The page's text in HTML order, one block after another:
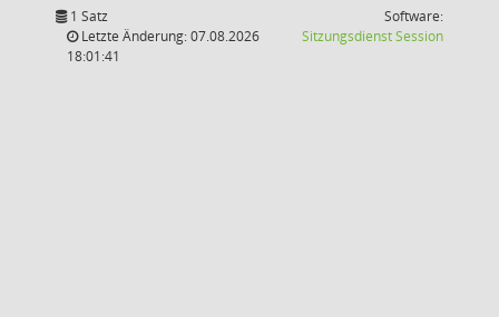
1 Satz
Letzte Änderung: 07.08.2026
18:01:41
Software:
SitzungsdienstSession(Wird in